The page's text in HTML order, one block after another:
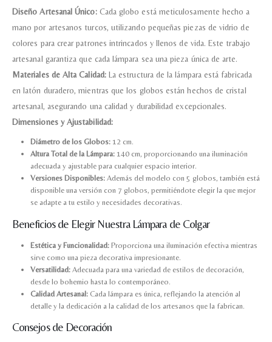
Diseño Artesanal Único:Cada globo está meticulosamente hecho a
mano por artesanos turcos, utilizando pequeñas piezas de vidrio de
colores para crear patrones intrincados y llenos de vida. Este trabajo
artesanal garantiza que cada lámpara sea una pieza única de arte.
Materiales de Alta Calidad:La estructura de la lámpara está fabricada
en latón duradero, mientras que los globos están hechos de cristal
artesanal, asegurando una calidad y durabilidad excepcionales.
Dimensiones y Ajustabilidad:
Diámetro de los Globos:12 cm.
Altura Total de la Lámpara:140 cm, proporcionando una iluminación
adecuada y ajustable para cualquier espacio interior.
Versiones Disponibles:Además del modelo con 5 globos, también está
disponible una versión con 7 globos, permitiéndote elegir la que mejor
se adapte a tu estilo y necesidades decorativas.
Beneficios de Elegir Nuestra Lámpara de Colgar
Estética y Funcionalidad:Proporciona una iluminación efectiva mientras
sirve como una pieza decorativa impresionante.
Versatilidad:Adecuada para una variedad de estilos de decoración,
desde lo bohemio hasta lo contemporáneo.
Calidad Artesanal:Cada lámpara es única, reflejando la atención al
detalle y la dedicación a la calidad de los artesanos que la fabrican.
Consejos de Decoración